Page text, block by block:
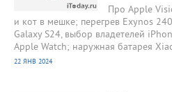
Про Apple
и кот в мешке; перегрев Exynos
Galaxy S24, выбор владетелей
Apple Watch; наружная батарея
22 ЯНВ 2024